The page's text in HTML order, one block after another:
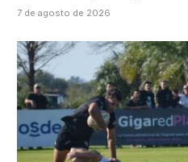
7 de agosto de 2026